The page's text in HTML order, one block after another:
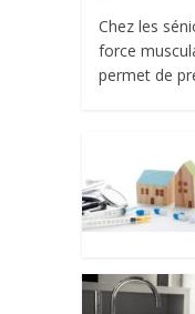
Chez les
force
permet de